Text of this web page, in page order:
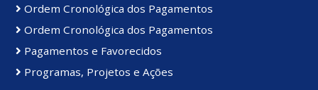
Ordem Cronológica dos Pagamentos
Ordem Cronológica dos Pagamentos
Pagamentos e Favorecidos
Programas, Projetos e Ações